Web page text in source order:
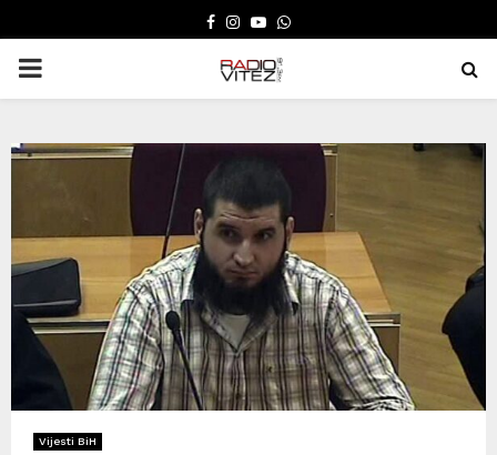
FACEBOOK
INSTAGRAM
YOUTUBE
WHATSAPP
PRIMARY
Vijesti BiH